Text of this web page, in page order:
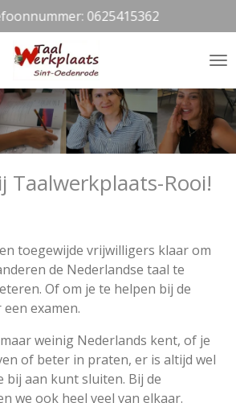
0625415362
Taalwerkplaats-Rooi!
toegewijde vrijwilligers klaar om
de Nederlandse taal te
Of om je te helpen bij de
examen.
weinig Nederlands kent, of je
of beter in praten, er is altijd wel
bij aan kunt sluiten. Bij de
we ook heel veel van elkaar.